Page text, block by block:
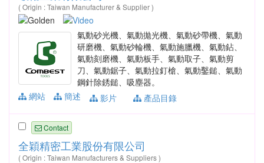
( Origin : Taiwan Manufacturer & Supplier )
氣動砂光機、氣動拋光機、氣動砂帶機、氣動
研磨機、氣動砂輪機、氣動施臘機、氣動鉆、
氣動刻磨機、氣動板手、氣動取子、氣動剪
刀、氣動鋸子、氣動拉釘槍、氣動鑿鎚、氣動
鋼針除銹鎚、吸塵器。
網站
簡述 影片 產品目錄
Contact
全穎精密工業股份有限公司
( Origin : Taiwan Manufacturers & Suppliers )